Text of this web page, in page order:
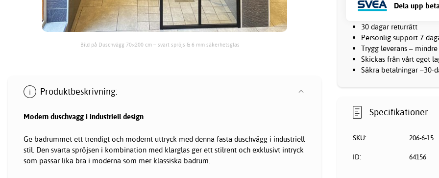
Bild på Duschvägg 70×200 cm – svart spröjs & 6 mm säkerhetsglas
Dela upp
30 dagar returrätt
Personlig support 7
Trygg leverans –
Skickas från vårt eget
Säkra betalningar –30-
Produktbeskrivning:
Modern duschvägg i industriell design
Ge badrummet ett trendigt och modernt uttryck med denna fasta duschvägg i industriell
stil. Den svarta spröjsen i kombination med klarglas ger ett stilrent och exklusivt intryck
som passar lika bra i moderna som mer klassiska badrum.
Specifikationer
SKU: 206-6-15
ID: 64156